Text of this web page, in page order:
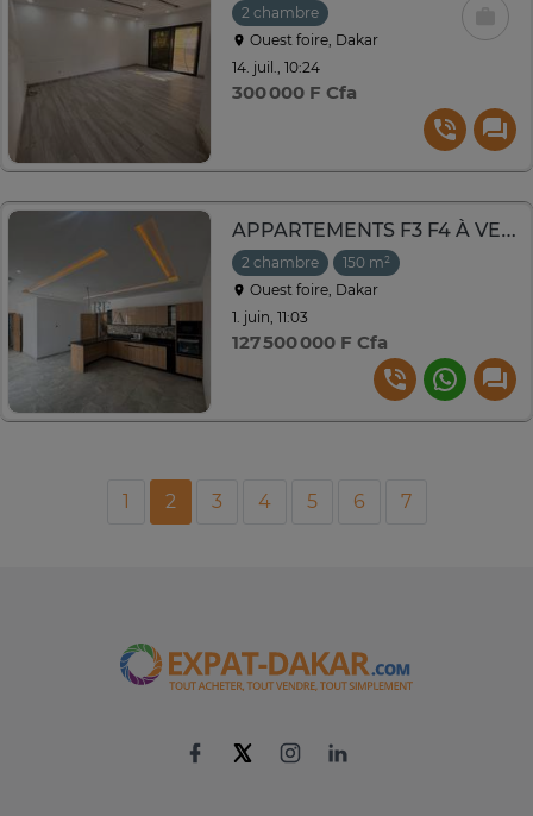
2 chambre
Ouest foire, Dakar
14. juil., 10:24
300 000 F Cfa
APPARTEMENTS F3 F4 À VENDRE À OUEST FOIRE
2 chambre
150 m²
Ouest foire, Dakar
1. juin, 11:03
127 500 000 F Cfa
1 2 3 4 5 6 7